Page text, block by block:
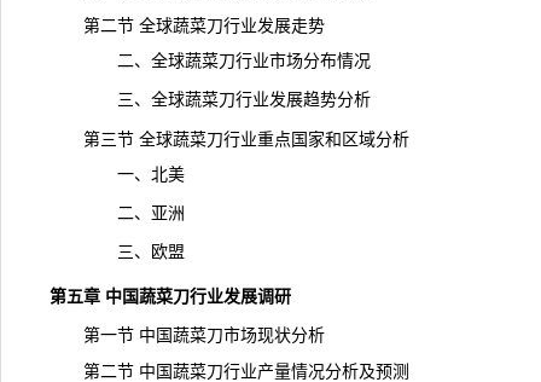
第二节 全球蔬菜刀行业发展走势
二、全球蔬菜刀行业市场分布情况
三、全球蔬菜刀行业发展趋势分析
第三节 全球蔬菜刀行业重点国家和区域分析
一、北美
二、亚洲
三、欧盟
第五章 中国蔬菜刀行业发展调研
第一节 中国蔬菜刀市场现状分析
第二节 中国蔬菜刀行业产量情况分析及预测